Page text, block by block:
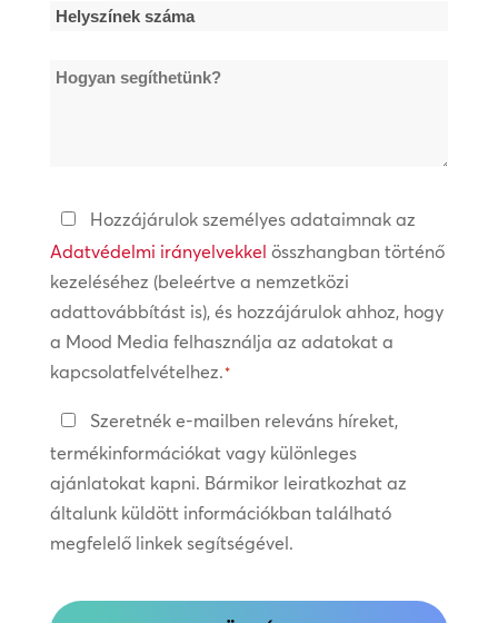
Helyszínek
*Hogyan
Adatvédelmi
irányelvek
*
Hozzájárulok személyes adataimnak az
Adatvédelmi irányelvekkel összhangban történő
kezeléséhez (beleértve a nemzetközi
adattovábbítást is), és hozzájárulok ahhoz, hogy
a Mood Media felhasználja az adatokat a
kapcsolatfelvételhez.*
Tartsa
a
kapcsolatot
Szeretnék e-mailben releváns híreket,
termékinformációkat vagy különleges
ajánlatokat kapni. Bármikor leiratkozhat az
általunk küldött információkban található
megfelelő linkek segítségével.